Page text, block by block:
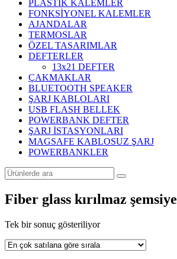
PLASTİK KALEMLER
FONKSİYONEL KALEMLER
AJANDALAR
TERMOSLAR
ÖZEL TASARIMLAR
DEFTERLER
13x21 DEFTER
ÇAKMAKLAR
BLUETOOTH SPEAKER
ŞARJ KABLOLARI
USB FLASH BELLEK
POWERBANK DEFTER
ŞARJ İSTASYONLARI
MAGSAFE KABLOSUZ ŞARJ
POWERBANKLER
Fiber glass kırılmaz şemsiye
Tek bir sonuç gösteriliyor